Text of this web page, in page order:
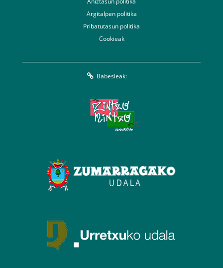
Argitalpen politika
Pribatutasun politika
Cookieak
Babesleak: